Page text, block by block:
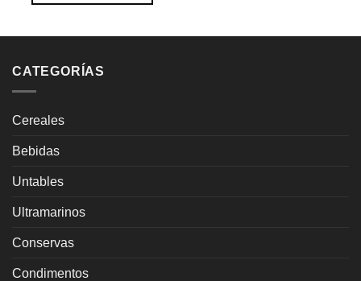
CATEGORÍAS
Cereales
Bebidas
Untables
Ultramarinos
Conservas
Condimentos